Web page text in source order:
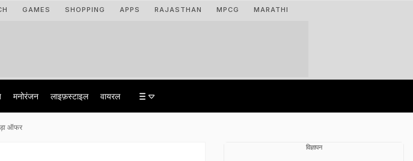
GAMES SHOPPING APPS RAJASTHAN MPCG MARATHI
मनोरंजन लाइफ़स्टाइल वायरल
ऑफर
विज्ञापन